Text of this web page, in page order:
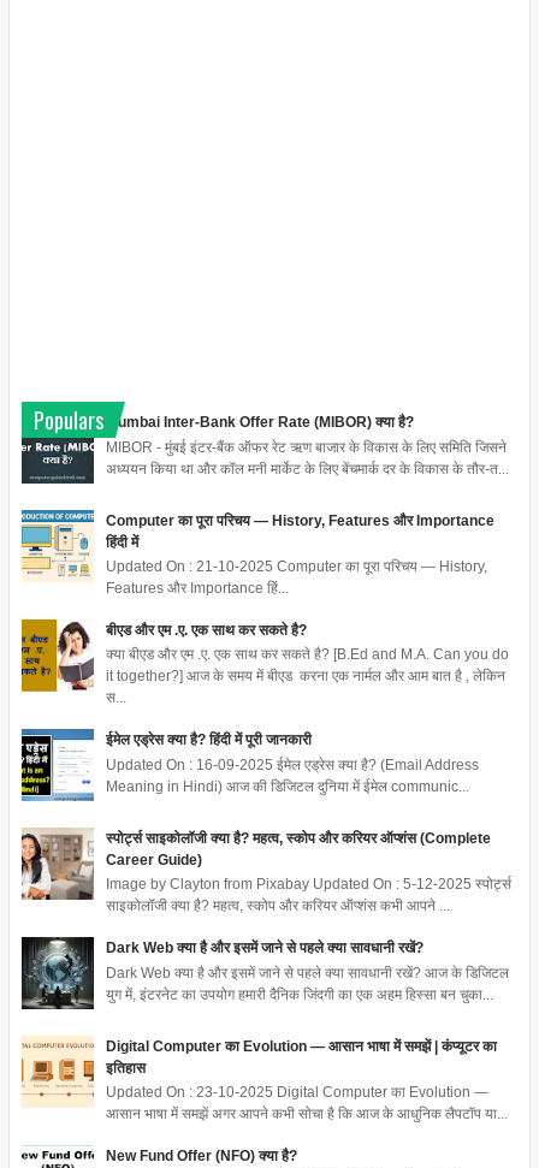
Populars
Mumbai Inter-Bank Offer Rate (MIBOR) क्या है?
MIBOR - मुंबई इंटर-बैंक ऑफर रेट ऋण बाजार के विकास के लिए समिति जिसने
अध्ययन किया था और कॉल मनी मार्केट के लिए बेंचमार्क दर के विकास के तौर-त...
Computer का पूरा परिचय — History, Features और Importance
हिंदी में
Updated On : 21-10-2025 Computer का पूरा परिचय — History,
Features और Importance हिं...
बीएड और एम .ए. एक साथ कर सकते है?
क्या बीएड और एम .ए. एक साथ कर सकते है? [B.Ed and M.A. Can you do
it together?] आज के समय में बीएड करना एक नार्मल और आम बात है , लेकिन
स...
ईमेल एड्रेस क्या है? हिंदी में पूरी जानकारी
Updated On : 16-09-2025 ईमेल एड्रेस क्या है? (Email Address
Meaning in Hindi) आज की डिजिटल दुनिया में ईमेल communic...
स्पोर्ट्स साइकोलॉजी क्या है? महत्व, स्कोप और करियर ऑप्शंस (Complete
Career Guide)
Image by Clayton from Pixabay Updated On : 5-12-2025 स्पोर्ट्स
साइकोलॉजी क्या है? महत्व, स्कोप और करियर ऑप्शंस कभी आपने ...
Dark Web क्या है और इसमें जाने से पहले क्या सावधानी रखें?
Dark Web क्या है और इसमें जाने से पहले क्या सावधानी रखें? आज के डिजिटल
युग में, इंटरनेट का उपयोग हमारी दैनिक जिंदगी का एक अहम हिस्सा बन चुका...
Digital Computer का Evolution — आसान भाषा में समझें | कंप्यूटर का
इतिहास
Updated On : 23-10-2025 Digital Computer का Evolution —
आसान भाषा में समझें अगर आपने कभी सोचा है कि आज के आधुनिक लैपटॉप या...
New Fund Offer (NFO) क्या है?